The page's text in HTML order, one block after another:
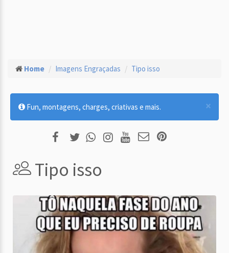
Home Imagens Engraçadas Tipo isso
×
Fun, montagens, charges, criativas e mais.
Tipo isso